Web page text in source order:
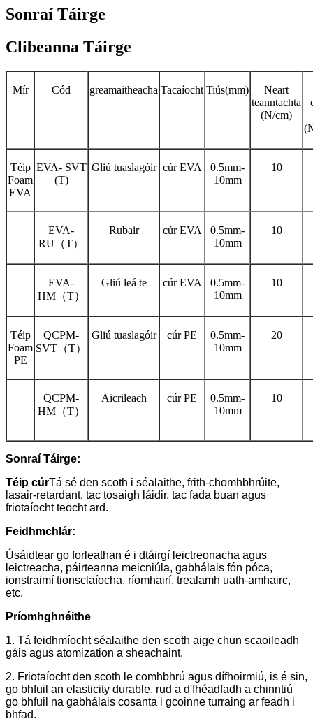
Sonraí Táirge
Clibeanna Táirge
Mír Cód greamaitheacha Tacaíocht Tiús(mm)
Neart
teanntachta
(N/cm)
Téip
Foam
EVA
EVA- SVT
(T)
Gliú tuaslagóir cúr EVA
0.5mm-
10mm
10
EVA-
RU（T）
Rubair cúr EVA
0.5mm-
10mm
10
EVA-
HM（T）
Gliú leá te cúr EVA
0.5mm-
10mm
10
Téip
Foam
PE
QCPM-
SVT（T）
Gliú tuaslagóir cúr PE
0.5mm-
10mm
20
QCPM-
HM（T）
Aicrileach cúr PE
0.5mm-
10mm
10
Sonraí Táirge:
Téip cúrTá sé den scoth i séalaithe, frith-chomhbhrúite,
lasair-retardant, tac tosaigh láidir, tac fada buan agus
friotaíocht teocht ard.
Feidhmchlár:
Úsáidtear go forleathan é i dtáirgí leictreonacha agus
leictreacha, páirteanna meicniúla, gabhálais fón póca,
ionstraimí tionsclaíocha, ríomhairí, trealamh uath-amhairc,
etc.
Príomhghnéithe
1. Tá feidhmíocht séalaithe den scoth aige chun scaoileadh
gáis agus atomization a sheachaint.
2. Friotaíocht den scoth le comhbhrú agus dífhoirmiú, is é sin,
go bhfuil an elasticity durable, rud a d'fhéadfadh a chinntiú
go bhfuil na gabhálais cosanta i gcoinne turraing ar feadh i
bhfad.